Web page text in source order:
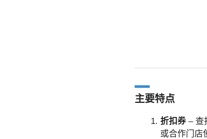
主要特点
折扣券– 查
或合作门店